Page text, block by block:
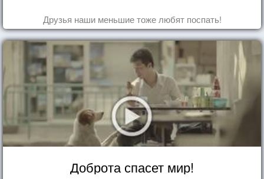
Друзья наши меньшие тоже любят поспать!
Доброта спасет мир!